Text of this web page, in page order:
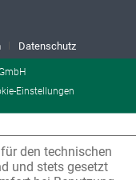
Datenschutz
Einstellungen
den technischen
und stets gesetzt